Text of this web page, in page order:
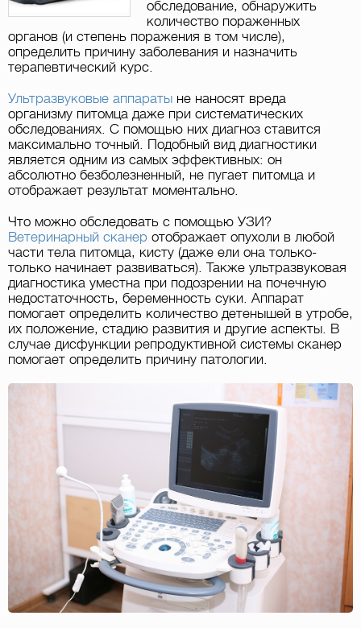
обследование, обнаружить
количество пораженных
органов (и степень поражения в том числе),
определить причину заболевания и назначить
терапевтический курс.
Ультразвуковые аппараты не наносят вреда
организму питомца даже при систематических
обследованиях. С помощью них диагноз ставится
максимально точный. Подобный вид диагностики
является одним из самых эффективных: он
абсолютно безболезненный, не пугает питомца и
отображает результат моментально.
Что можно обследовать с помощью УЗИ?
Ветеринарный сканер отображает опухоли в любой
части тела питомца, кисту (даже ели она только-
только начинает развиваться). Также ультразвуковая
диагностика уместна при подозрении на почечную
недостаточность, беременность суки. Аппарат
помогает определить количество детенышей в утробе,
их положение, стадию развития и другие аспекты. В
случае дисфункции репродуктивной системы сканер
помогает определить причину патологии.